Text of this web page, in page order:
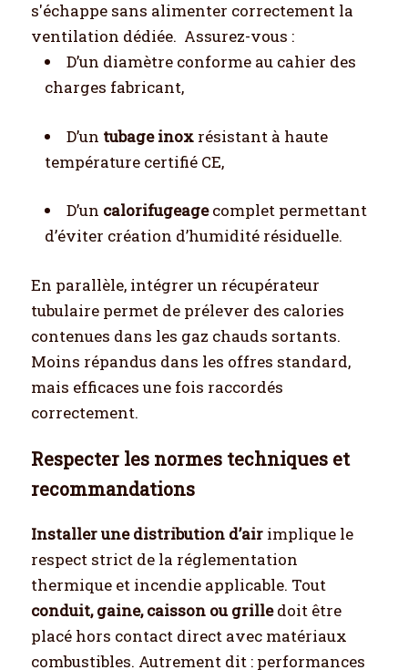
s'échappe sans alimenter correctement la
ventilation dédiée. Assurez-vous :
D’un diamètre conforme au cahier des
charges fabricant,
D’un tubage inox résistant à haute
température certifié CE,
D’un calorifugeagecomplet permettant
d’éviter création d’humidité résiduelle.
En parallèle, intégrer un récupérateur
tubulaire permet de prélever des calories
contenues dans les gaz chauds sortants.
Moins répandus dans les offres standard,
mais efficaces une fois raccordés
correctement.
Respecter les normes techniques et
recommandations
Installer une distribution d’air implique le
respect strict de la réglementation
thermique et incendie applicable. Tout
conduit, gaine, caisson ou grilledoit être
placé hors contact direct avec matériaux
combustibles. Autrement dit : performances